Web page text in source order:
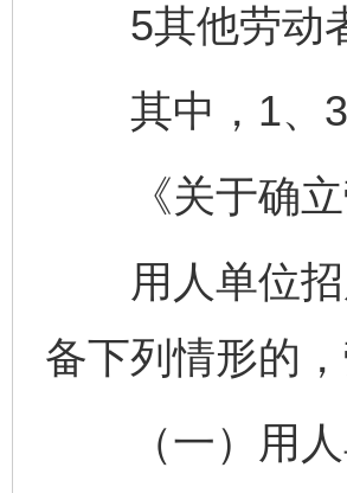
5其他劳动
其中，1、3
《关于确立
用人单位招
备下列情形的
（一）用人